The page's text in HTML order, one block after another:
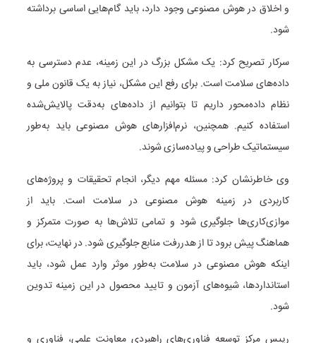
و اخلاق در هوش مصنوعی وجود دارد، باید گام‌هایی اساسی برداشته
شود.
سرکار تصریح کرد: یک مشکل بزرگ در این زمینه، عدم دسترسی به
داده‌های سلامت است. برای رفع این مشکل، نیاز به یک قانون ملی و
نظام داده‌محور داریم تا بتوانیم از داده‌های به‌دقت پالایش‌شده
استفاده کنیم. همچنین، نرم‌افزارهای هوش مصنوعی باید به‌طور
سیستماتیک طراحی و پیاده‌سازی شوند.
وی خاطرنشان کرد: مسئله مهم دیگر، انجام تحقیقات و پروژه‌های
کاربردی در زمینه هوش مصنوعی در سلامت است. باید از
موازی‌کاری‌ها جلوگیری شود و تمامی تلاش‌ها به صورت متمرکز و
هماهنگ پیش برود تا از هدررفت منابع جلوگیری شود. در نهایت، برای
اینکه هوش مصنوعی در سلامت به‌طور موثر وارد عمل شود، باید
استانداردها، شیوه‌های آزمون و تایید محصول در این زمینه تدوین
شود.
رییس مرکز توسعه فناوری‌های راهبردی معاونت علمی، فناوری و